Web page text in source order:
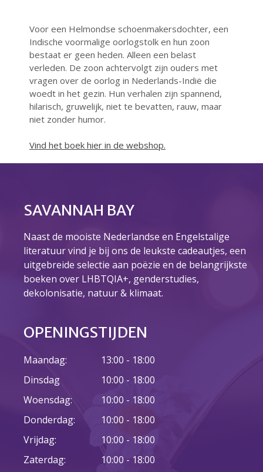
Voor een Helmondse schoenmakersdochter, een
Indische voormalige oorlogstolk en hun zoon
bestaat er geen heden. Alleen een belast
verleden. De zoon achtervolgt zijn ouders met
vragen over de oorlog in Nederlands-Indië die
woedt in het gezin. Hun verhalen zijn spannend,
hilarisch, gruwelijk, niet te bevatten, rauw, maar
niet zonder humor.
Vind het boek hier in de webshop.
SAVANNAH BAY
Naast de mooiste Nederlandse en Engelstalige
literatuur vind je bij ons de leukste cadeautjes, een
uitgebreide selectie aan poëzie en de belangrijkste
boeken over LHBTQIA+, genderstudies,
dekolonisatie, natuur & klimaat.
OPENINGSTIJDEN
Maandag:
Dinsdag
Woensdag:
Donderdag:
Vrijdag:
Zaterdag:
13:00 - 18:00
10:00 - 18:00
10:00 - 18:00
10:00 - 18:00
10:00 - 18:00
10:00 - 18:00